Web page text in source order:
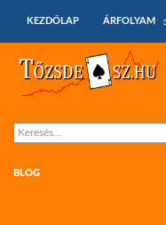
KEZDŐLAP
ÁRFOLYAM
Tőzsdeász.hu – árfolyamok és
grafikonok
Keresés:
BLOG